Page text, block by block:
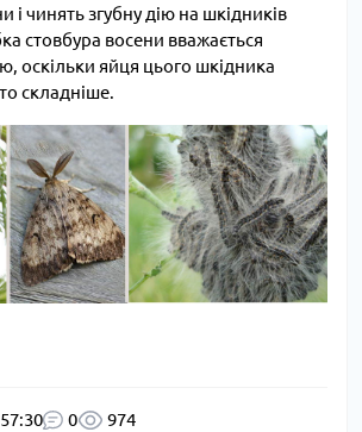
і чинять згубну дію на шкідників
стовбура восени вважається
оскільки яйця цього шкідника
складніше.
0 974